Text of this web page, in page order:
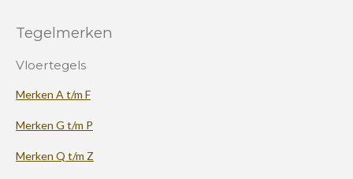
Tegelmerken
Vloertegels
Merken A t/m F
Merken G t/m P
Merken Q t/m Z